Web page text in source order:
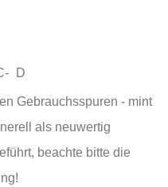
D
Gebrauchsspuren - mint
als neuwertig
beachte bitte die